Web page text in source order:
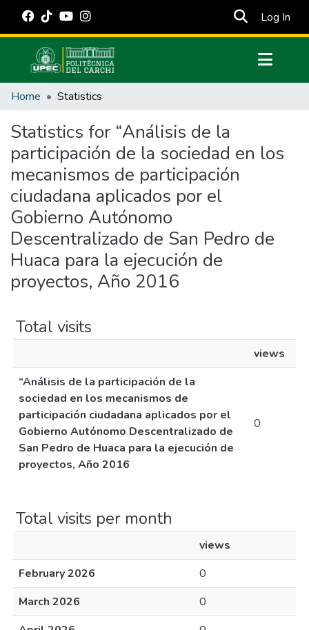
Log In
Communities & Collections
Estadísticas Externas
Manuales
Home Statistics
Statistics for “Análisis de la
participación de la sociedad en los
mecanismos de participación
ciudadana aplicados por el
Gobierno Autónomo
Descentralizado de San Pedro de
Huaca para la ejecución de
proyectos, Año 2016
Total visits
views
“Análisis de la participación de la
sociedad en los mecanismos de
participación ciudadana aplicados por el
Gobierno Autónomo Descentralizado de
San Pedro de Huaca para la ejecución de
proyectos, Año 2016
0
Total visits per month
views
February 2026
0
March 2026
0